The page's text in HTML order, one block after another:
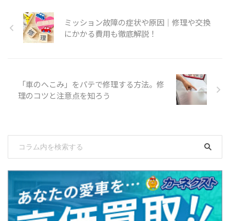
ミッション故障の症状や原因│修理や交換
にかかる費用も徹底解説！
「車のへこみ」をパテで修理する方法。修
理のコツと注意点を知ろう